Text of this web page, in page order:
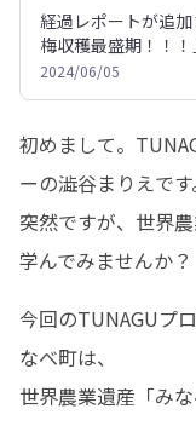
経過レポートが追
梅収穫最盛期！！！
2024/06/05
初めまして。
ーの澁谷まりえです
突然ですが、世界
学んでみませんか？
今回のTUNAGUプ
なべ町は、
世界農業遺産「み